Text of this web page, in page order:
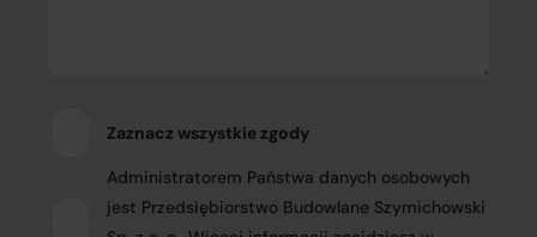
Zaznacz wszystkie zgody
Administratorem Państwa danych osobowych
jest Przedsiębiorstwo Budowlane Szymichowski